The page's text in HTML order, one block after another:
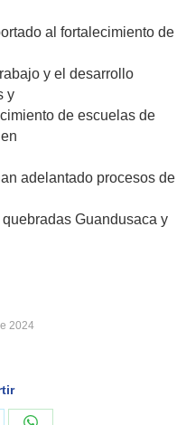
al fortalecimiento de
y el desarrollo
y
de escuelas de
adelantado procesos de
Guandusaca y
2024